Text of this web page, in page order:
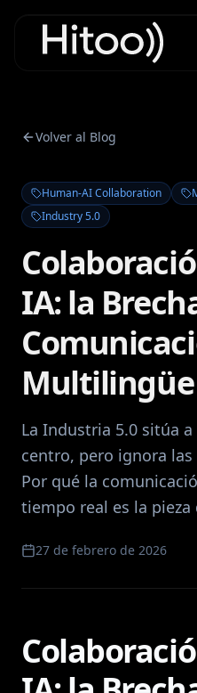
Volver al Blog
Human-AI Collaboration
Industry 5.0
IA: la
Multilingüe
La Industria 5.0 sitúa
centro, pero ignora
Por qué la
tiempo real es la pieza
27 de febrero de 2026